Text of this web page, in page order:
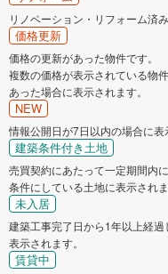
ジ
に
保
存
す
る
リノベーション・リフォーム済
価格更新
価格の更新があった物件です。
複数の価格が表示されている物
あった場合に表示されます。
NEW
情報公開日が7日以内の場合に表
建築条件付き土地
売買契約にあたって一定期間内
条件にしている土地に表示されま
未入居
建築工事完了日から1年以上経
表示されます。
賃貸中